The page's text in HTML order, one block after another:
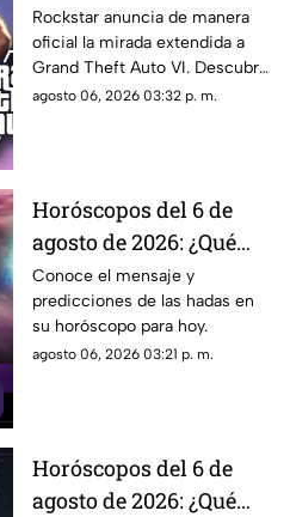
¿Cuándo, dónde y a qué
hora de México se
estrena este adelanto
de GTA?
Rockstar anuncia de manera
oficial la mirada extendida a
Grand Theft Auto VI. Descubre
fecha, horario, dónde verla y
agosto 06, 2026 03:32 p. m.
Horóscopos del 6 de
agosto de 2026: ¿Qué
revelan las hadas hoy?
Conoce el mensaje y
predicciones de las hadas en
su horóscopo para hoy.
agosto 06, 2026 03:21 p. m.
Horóscopos del 6 de
agosto de 2026: ¿Qué